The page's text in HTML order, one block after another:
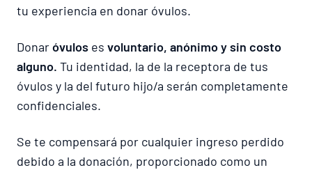
tu experiencia en donar óvulos.
Donaróvulos es voluntario, anónimo y sin costo
alguno. Tu identidad, la de la receptora de tus
óvulos y la del futuro hijo/a serán completamente
confidenciales.
Se te compensará por cualquier ingreso perdido
debido a la donación, proporcionado como un